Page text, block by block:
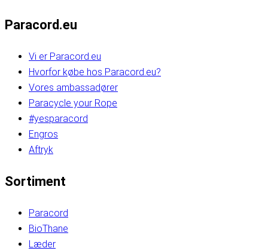
Paracord.eu
Vi er Paracord.eu
Hvorfor købe hos Paracord.eu?
Vores ambassadører
Paracycle your Rope
#yesparacord
Engros
Aftryk
Sortiment
Paracord
BioThane
Læder